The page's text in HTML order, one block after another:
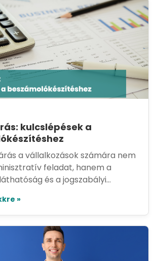
kulcslépések a
a vállalkozások számára nem
feladat, hanem a
és a jogszabályi...
»